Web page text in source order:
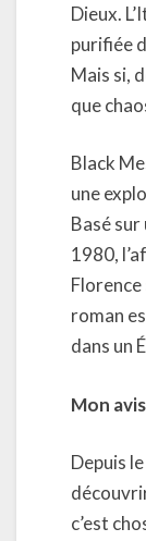
Dieux.
purifiée
Mais si,
que
Black
une
Basé
1980,
roman
dans un
Mon avis
Depuis
c’est